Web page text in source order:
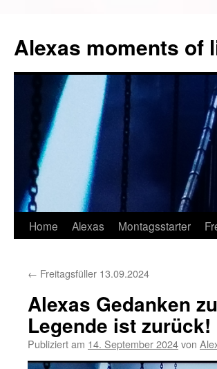
Alexas moments of
Zum
springen
Home Alexas Montagsstarter
← Freitagsfüller 13.09.2024
Alexas Gedanken
Legende ist zurück!
Publiziert am 14. September 2024von